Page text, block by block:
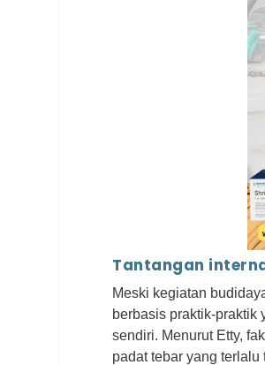
Tantangan
Meski kegiatan
berbasis praktik-praktik
sendiri. Menurut Etty,
padat tebar yang